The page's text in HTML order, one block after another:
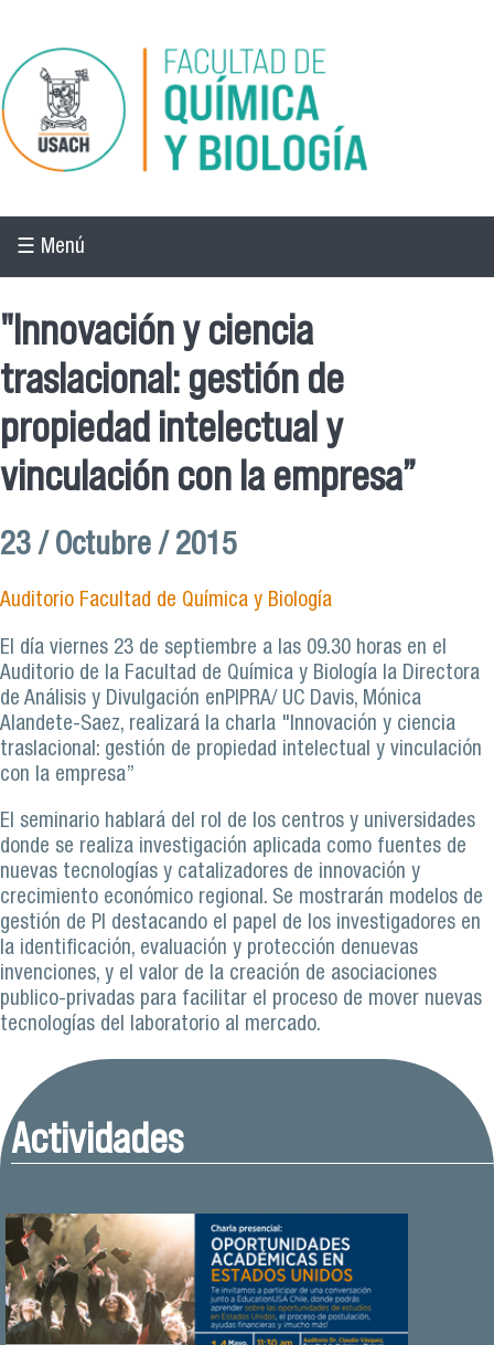
Pasar al contenido principal
☰ Menú
"Innovación y ciencia
traslacional: gestión de
propiedad intelectual y
vinculación con la empresa”
23 / Octubre / 2015
Auditorio Facultad de Química y Biología
El día viernes 23 de septiembre a las 09.30 horas en el
Auditorio de la Facultad de Química y Biología la Directora
de Análisis y Divulgación enPIPRA/ UC Davis, Mónica
Alandete-Saez, realizará la charla "Innovación y ciencia
traslacional: gestión de propiedad intelectual y vinculación
con la empresa”
El seminario hablará del rol de los centros y universidades
donde se realiza investigación aplicada como fuentes de
nuevas tecnologías y catalizadores de innovación y
crecimiento económico regional. Se mostrarán modelos de
gestión de PI destacando el papel de los investigadores en
la identificación, evaluación y protección denuevas
invenciones, y el valor de la creación de asociaciones
publico-privadas para facilitar el proceso de mover nuevas
tecnologías del laboratorio al mercado.
Actividades